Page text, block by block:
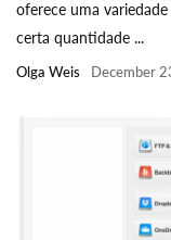
oferece uma
certa quantidade ...
Olga Weis December